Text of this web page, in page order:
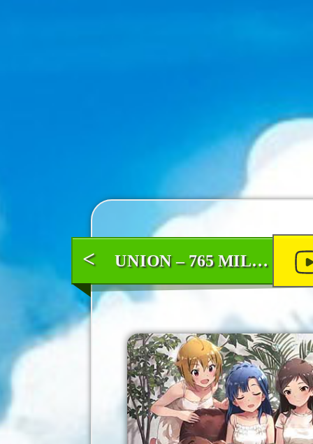
UNION – 765 MILLION ALLSTARS – アイドルマスターミリオンライブ! シアターデイズイメージソング
<